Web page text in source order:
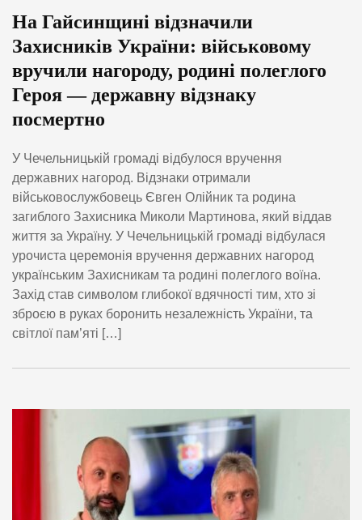
На Гайсинщині відзначили
Захисників України: військовому
вручили нагороду, родині полеглого
Героя — державну відзнаку
посмертно
У Чечельницькій громаді відбулося вручення
державних нагород. Відзнаки отримали
військовослужбовець Євген Олійник та родина
загиблого Захисника Миколи Мартинова, який віддав
життя за Україну. У Чечельницькій громаді відбулася
урочиста церемонія вручення державних нагород
українським Захисникам та родині полеглого воїна.
Захід став символом глибокої вдячності тим, хто зі
зброєю в руках боронить незалежність України, та
світлої пам’яті […]